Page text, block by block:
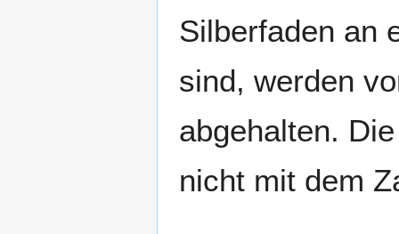
Silberfaden an
sind, werden
abgehalten.
nicht mit dem